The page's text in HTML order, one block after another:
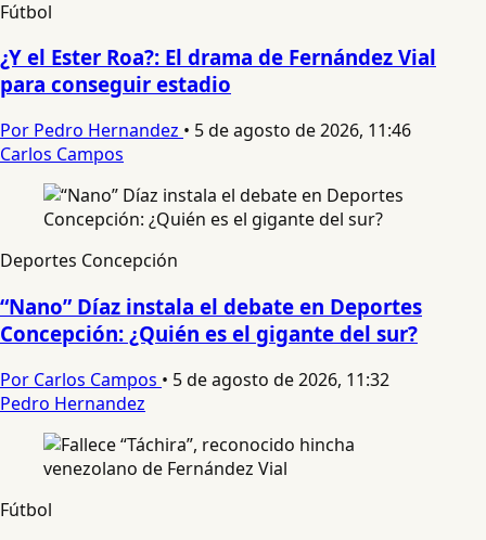
Fútbol
¿Y el Ester Roa?: El drama de Fernández Vial
para conseguir estadio
Por Pedro Hernandez • 5 de agosto de 2026, 11:46
Carlos Campos
Deportes Concepción
“Nano” Díaz instala el debate en Deportes
Concepción: ¿Quién es el gigante del sur?
Por Carlos Campos • 5 de agosto de 2026, 11:32
Pedro Hernandez
Fútbol